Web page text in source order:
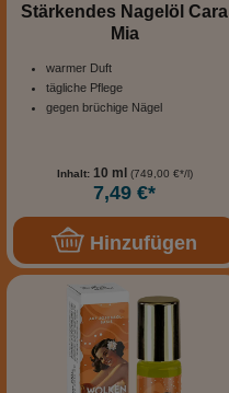
Stärkendes Nagelöl Cara
Mia
warmer Duft
tägliche Pflege
gegen brüchige Nägel
Inhalt: 10 ml (749,00 €*/l)
7,49 €*
Hinzufügen